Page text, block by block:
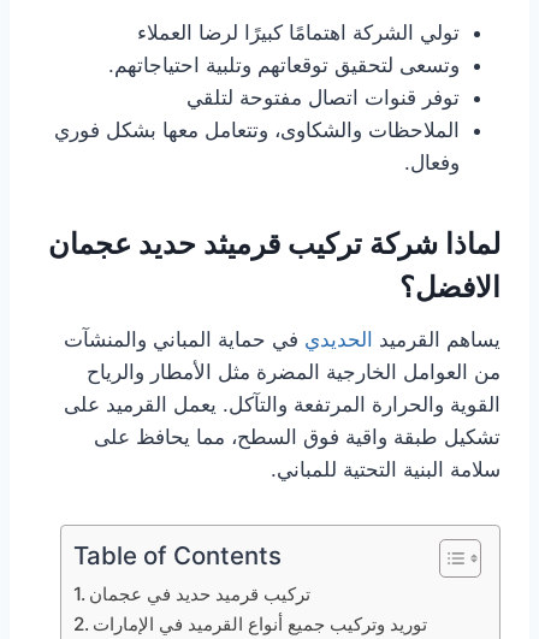
تولي الشركة اهتمامًا كبيرًا لرضا العملاء
وتسعى لتحقيق توقعاتهم وتلبية احتياجاتهم.
توفر قنوات اتصال مفتوحة لتلقي
الملاحظات والشكاوى، وتتعامل معها بشكل فوري
وفعال.
لماذا شركة تركيب قرميثد حديد عجمان
الافضل؟
يساهم القرميد الحديدي في حماية المباني والمنشآت
من العوامل الخارجية المضرة مثل الأمطار والرياح
القوية والحرارة المرتفعة والتآكل. يعمل القرميد على
تشكيل طبقة واقية فوق السطح، مما يحافظ على
سلامة البنية التحتية للمباني.
Table of Contents
تركيب قرميد حديد في عجمان
توريد وتركيب جميع أنواع القرميد في الإمارات